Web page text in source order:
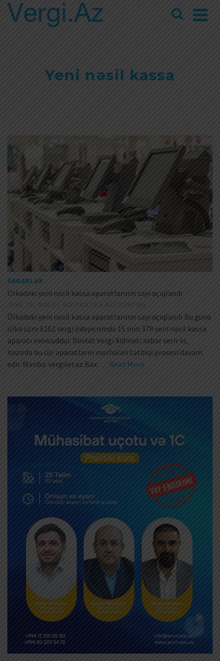
Yeni nəsil kassa
XƏBƏRLƏR
Ölkədəki yeni nəsil kassa aparatlarının sayı açıqlanıb
JUNE 10, 2020 BY ACCOUNTING ACCOUNTING
Ölkədəki yeni nəsil kassa aparatlarının sayı açıqlanıb Bu günə
ölkə üzrə 6102 vergi ödəyicisində 15 min 379 yeni nəsil kassa
aparatı mövcuddur. Dövlət Vergi Xidməti xəbər verir ki,
hazırda bu cür aparatların mərhələli tətbiqi prosesi davam
edir. Mənbə: vergiler.az Bax: … Read More